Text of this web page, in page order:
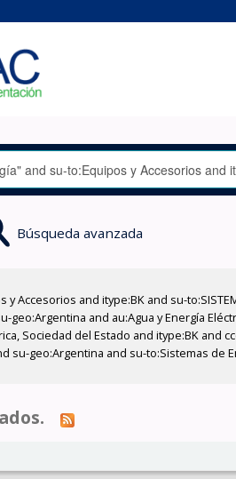
Búsqueda avanzada
and itype:BK and su-
and au:Agua y Energía
Sociedad del Estado and itype:BK and
geo:Argentina and su-to:Sistemas de